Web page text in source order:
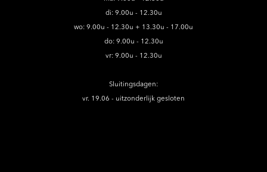
di: 9.00u - 12.30u
wo: 9.00u - 12.30u + 13.30u - 17.00u
do: 9.00u - 12.30u
vr: 9.00u - 12.30u
Sluitingsdagen:
vr. 19.06 - uitzonderlijk gesloten